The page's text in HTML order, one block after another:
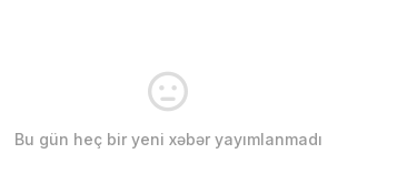
Bu gün heç bir yeni xəbər yayımlanmadı